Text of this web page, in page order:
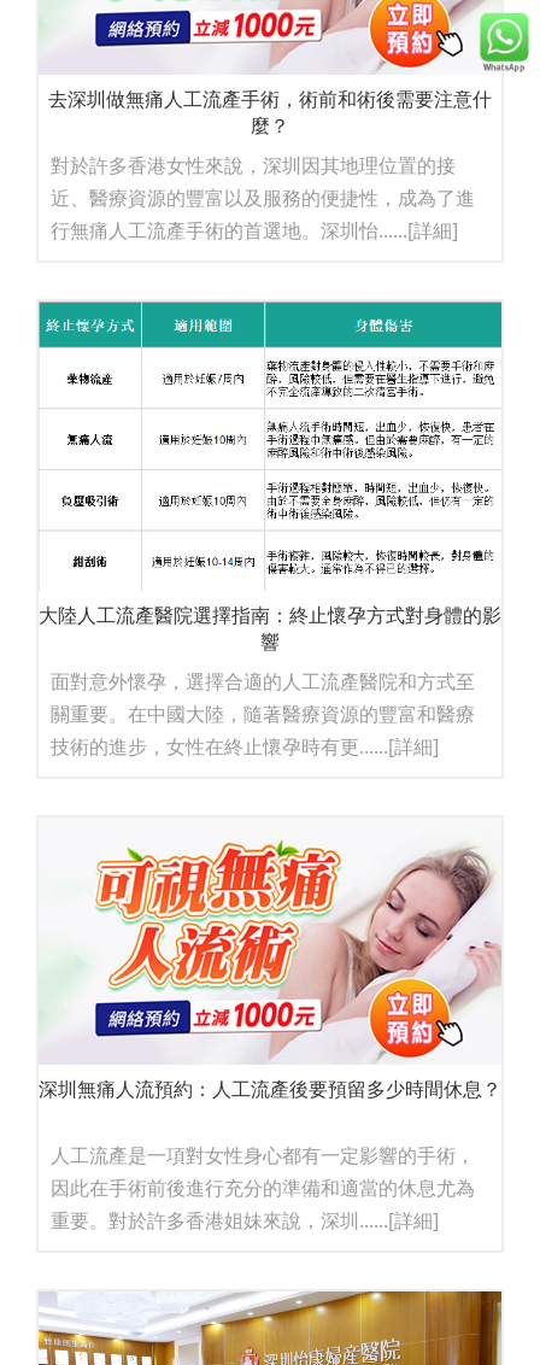
去深圳做無痛人工流產手術，術前和術後需要注意什
麼？
對於許多香港女性來說，深圳因其地理位置的接
近、醫療資源的豐富以及服務的便捷性，成為了進
行無痛人工流產手術的首選地。深圳怡......[詳細]
大陸人工流產醫院選擇指南：終止懷孕方式對身體的影
響
面對意外懷孕，選擇合適的人工流產醫院和方式至
關重要。在中國大陸，隨著醫療資源的豐富和醫療
技術的進步，女性在終止懷孕時有更......[詳細]
深圳無痛人流預約：人工流產後要預留多少時間休息？
人工流產是一項對女性身心都有一定影響的手術，
因此在手術前後進行充分的準備和適當的休息尤為
重要。對於許多香港姐妹來說，深圳......[詳細]